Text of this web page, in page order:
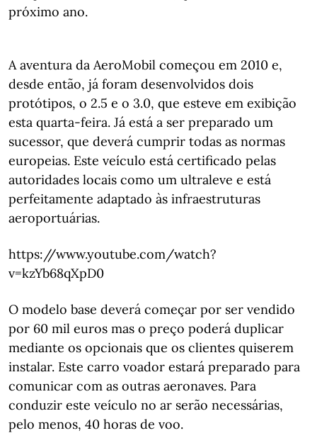
próximo ano.
A aventura da AeroMobil começou em 2010 e,
desde então, já foram desenvolvidos dois
protótipos, o 2.5 e o 3.0, que esteve em exibição
esta quarta-feira. Já está a ser preparado um
sucessor, que deverá cumprir todas as normas
europeias. Este veículo está certificado pelas
autoridades locais como um ultraleve e está
perfeitamente adaptado às infraestruturas
aeroportuárias.
https://www.youtube.com/watch?
v=kzYb68qXpD0
O modelo base deverá começar por ser vendido
por 60 mil euros mas o preço poderá duplicar
mediante os opcionais que os clientes quiserem
instalar. Este carro voador estará preparado para
comunicar com as outras aeronaves. Para
conduzir este veículo no ar serão necessárias,
pelo menos, 40 horas de voo.